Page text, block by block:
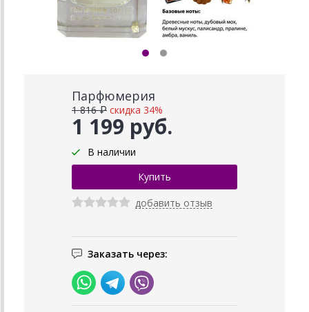
Парфюмерия
1 199 руб.
1 816 ₽ скидка 34%
В наличии
добавить отзыв
Заказать через: